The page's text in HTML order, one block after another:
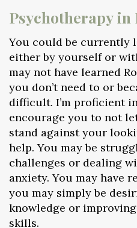
Psychotherapy in
You could be currently
either by yourself or
may not have learned
you don’t need to or
difficult. I’m proficient
encourage you to not
stand against your
help. You may be
challenges or dealing
anxiety. You may have
you may simply be
knowledge or
skills.